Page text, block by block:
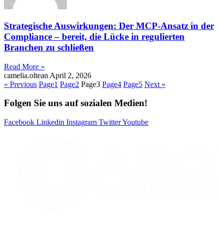
Strategische Auswirkungen: Der MCP-Ansatz in der
Compliance – bereit, die Lücke in regulierten
Branchen zu schließen
Read More »
camelia.oltean April 2, 2026
« Previous Page1 Page2 Page3 Page4 Page5 Next »
Folgen Sie uns auf sozialen Medien!
Facebook Linkedin Instagram TwitterYoutube